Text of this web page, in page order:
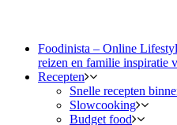
Foodinista – Online
reizen en familie inspiratie
Recepten
Snelle recepten
Slowcooking
Budget food